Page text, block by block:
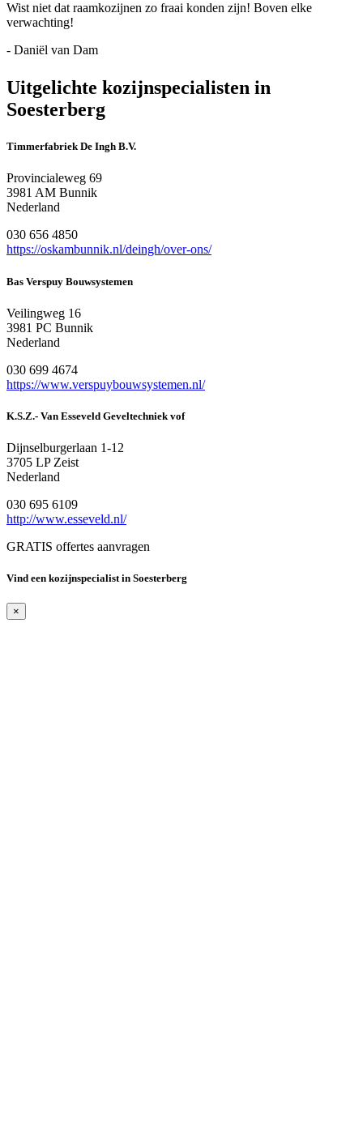
Wist niet dat raamkozijnen zo fraai konden zijn! Boven elke
verwachting!
- Daniël van Dam
Uitgelichte kozijnspecialisten in
Soesterberg
Timmerfabriek De Ingh B.V.
Provincialeweg 69
3981 AM Bunnik
Nederland
030 656 4850
https://oskambunnik.nl/deingh/over-ons/
Bas Verspuy Bouwsystemen
Veilingweg 16
3981 PC Bunnik
Nederland
030 699 4674
https://www.verspuybouwsystemen.nl/
K.S.Z.- Van Esseveld Geveltechniek vof
Dijnselburgerlaan 1-12
3705 LP Zeist
Nederland
030 695 6109
http://www.esseveld.nl/
GRATIS offertes aanvragen
Vind een kozijnspecialist in Soesterberg
×